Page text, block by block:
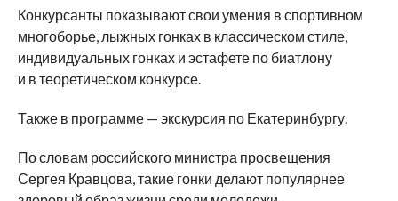
Конкурсанты показывают свои умения в спортивном
многоборье, лыжных гонках в классическом стиле,
индивидуальных гонках и эстафете по биатлону
и в теоретическом конкурсе.
Также в программе — экскурсия по Екатеринбургу.
Пословам российского министра просвещения
Сергея Кравцова, такие гонки делают популярнее